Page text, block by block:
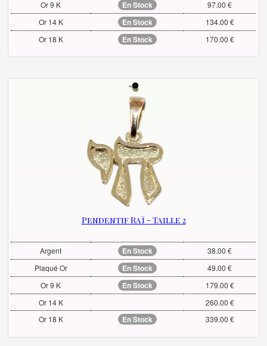
Or 9 K
En Stock
97.00 €
Or 14 K
En Stock
134.00 €
Or 18 K
En Stock 170.00 €
Pendentif Raï - Taille 2
Argent En Stock
38.00 €
Plaqué Or
En Stock
49.00 €
Or 9 K
En Stock
179.00 €
Or 14 K
260.00 €
Or 18 K
En Stock 339.00 €